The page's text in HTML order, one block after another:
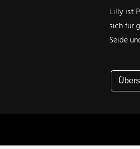
Lilly ist
sich für
Seide